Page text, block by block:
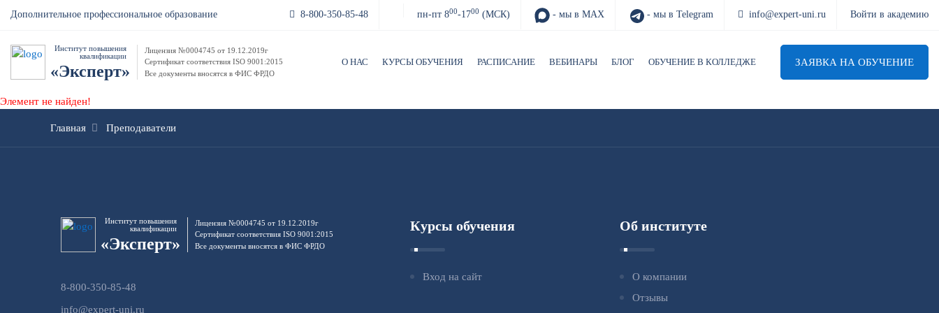
Дополнительное профессиональное образование 8-800-350-85-48 пн-пт 800-1700 (МСК) - мы в MAX - мы в Telegram info@expert-uni.ru Войти в академию
Институт повышения
квалификации
«Эксперт»
Лицензия №0004745 от 19.12.2019г
Сертификат соответствия ISO 9001:2015
Все документы вносятся в ФИС ФРДО
О НАС КУРСЫ ОБУЧЕНИЯ РАСПИСАНИЕ ВЕБИНАРЫ БЛОГ ОБУЧЕНИЕ В КОЛЛЕДЖЕ ЗАЯВКА НА ОБУЧЕНИЕ
Элемент не найден!
Главная Преподаватели
Институт повышения
квалификации
«Эксперт»
Лицензия №0004745 от 19.12.2019г
Сертификат соответствия ISO 9001:2015
Все документы вносятся в ФИС ФРДО
8-800-350-85-48
info@expert-uni.ru
Курсы обучения
Вход на сайт
Об институте
О компании
Отзывы